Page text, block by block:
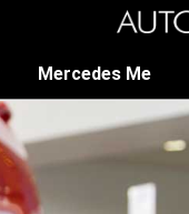
Mercedes Me